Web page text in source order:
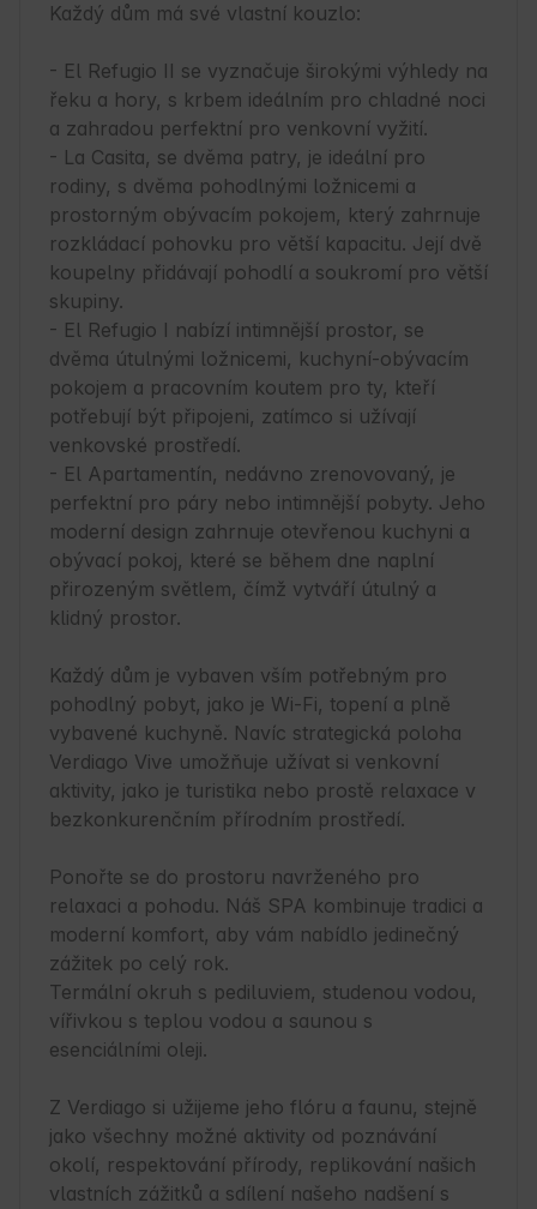
Každý dům má své vlastní kouzlo:
- El Refugio II se vyznačuje širokými výhledy na
řeku a hory, s krbem ideálním pro chladné noci
a zahradou perfektní pro venkovní vyžití.
- La Casita, se dvěma patry, je ideální pro
rodiny, s dvěma pohodlnými ložnicemi a
prostorným obývacím pokojem, který zahrnuje
rozkládací pohovku pro větší kapacitu. Její dvě
koupelny přidávají pohodlí a soukromí pro větší
skupiny.
- El Refugio I nabízí intimnější prostor, se
dvěma útulnými ložnicemi, kuchyní-obývacím
pokojem a pracovním koutem pro ty, kteří
potřebují být připojeni, zatímco si užívají
venkovské prostředí.
- El Apartamentín, nedávno zrenovovaný, je
perfektní pro páry nebo intimnější pobyty. Jeho
moderní design zahrnuje otevřenou kuchyni a
obývací pokoj, které se během dne naplní
přirozeným světlem, čímž vytváří útulný a
klidný prostor.
Každý dům je vybaven vším potřebným pro
pohodlný pobyt, jako je Wi-Fi, topení a plně
vybavené kuchyně. Navíc strategická poloha
Verdiago Vive umožňuje užívat si venkovní
aktivity, jako je turistika nebo prostě relaxace v
bezkonkurenčním přírodním prostředí.
Ponořte se do prostoru navrženého pro
relaxaci a pohodu. Náš SPA kombinuje tradici a
moderní komfort, aby vám nabídlo jedinečný
zážitek po celý rok.
Termální okruh s pediluviem, studenou vodou,
vířivkou s teplou vodou a saunou s
esenciálními oleji.
Z Verdiago si užijeme jeho flóru a faunu, stejně
jako všechny možné aktivity od poznávání
okolí, respektování přírody, replikování našich
vlastních zážitků a sdílení našeho nadšení s